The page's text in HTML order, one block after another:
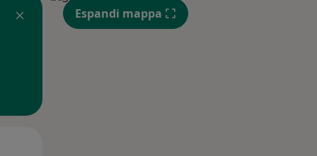
Espandi mappa